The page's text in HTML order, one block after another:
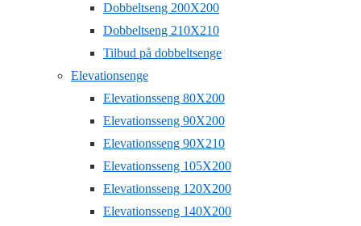
Dobbeltseng 200X200
Dobbeltseng 210X210
Tilbud på dobbeltsenge
Elevationsenge
Elevationsseng 80X200
Elevationsseng 90X200
Elevationsseng 90X210
Elevationsseng 105X200
Elevationsseng 120X200
Elevationsseng 140X200